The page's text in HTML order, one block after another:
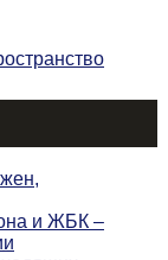
и ЖБК –